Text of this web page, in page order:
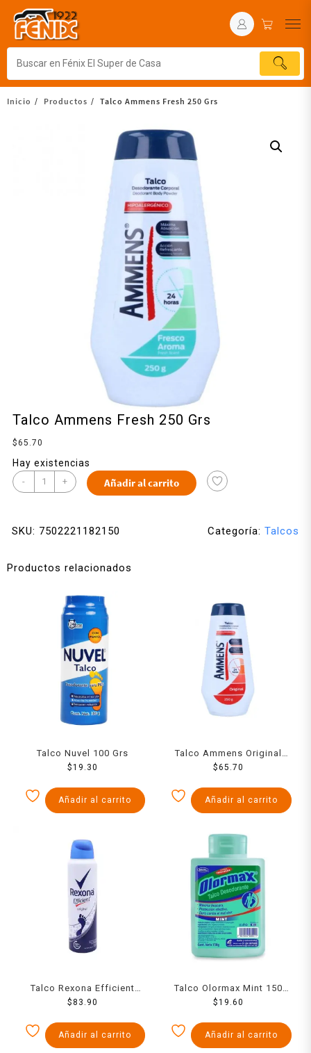
Inicio Productos Talco Ammens Fresh 250 Grs
Talco Ammens Fresh 250 Grs
$65.70
Hay existencias
- + Añadir al carrito
SKU: 7502221182150 Categoría: Talcos
Productos relacionados
Talco Nuvel 100 Grs
$19.30
Añadir al carrito
Talco Ammens Original
250 Grs
$65.70
Añadir al carrito
Talco Rexona Efficient
Spray 153 Ml
$ 83.90
Añadir al carrito
Talco Olormax Mint 150
Grs
$19.60
Añadir al carrito